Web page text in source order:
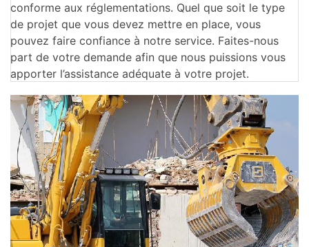
conforme aux réglementations. Quel que soit le type
de projet que vous devez mettre en place, vous
pouvez faire confiance à notre service. Faites-nous
part de votre demande afin que nous puissions vous
apporter l’assistance adéquate à votre projet.